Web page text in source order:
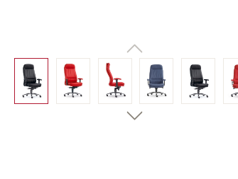
Bildergalerie überspringen